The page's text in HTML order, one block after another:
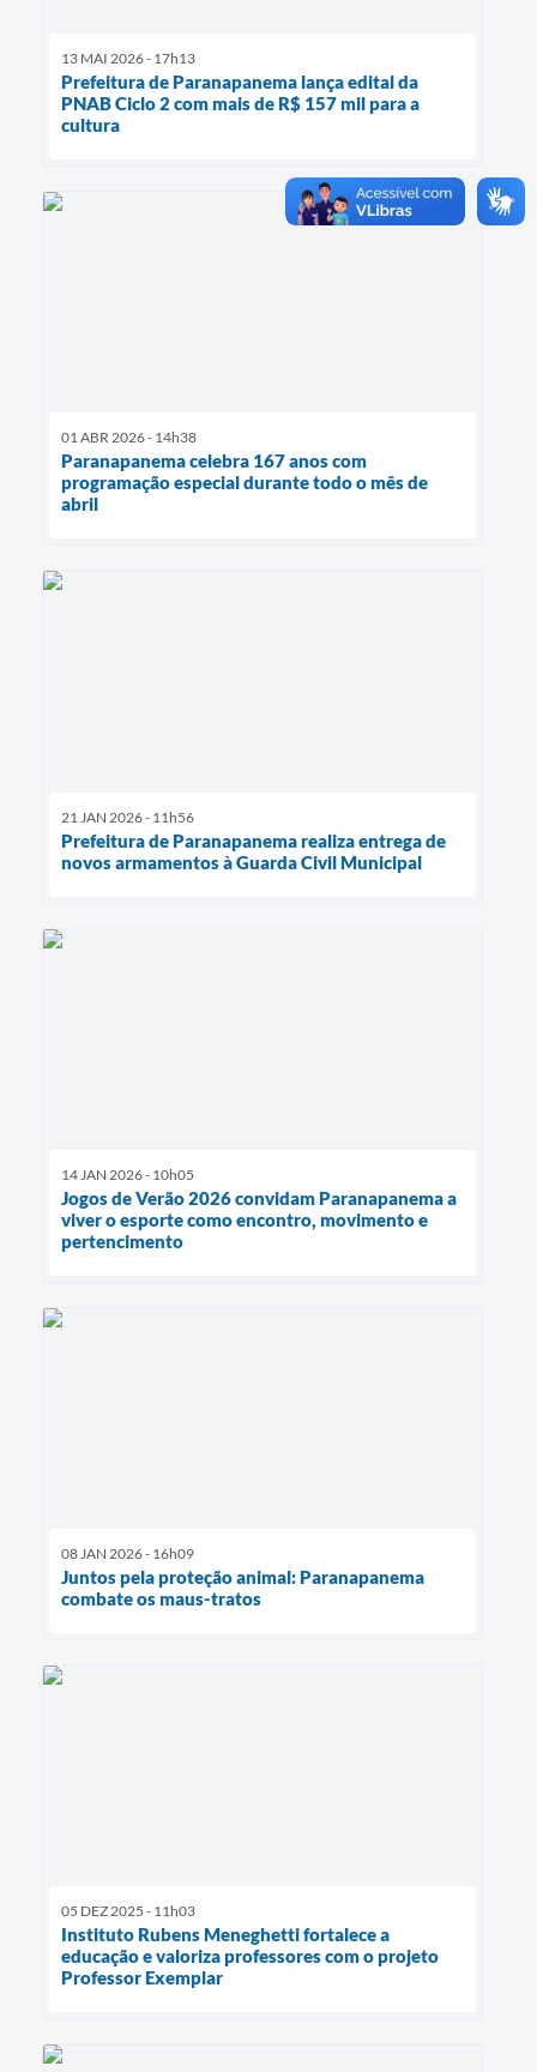
13 MAI 2026 - 17h13
Prefeitura de Paranapanema lança edital da
PNAB Ciclo 2 com mais de R$ 157 mil para a
cultura
01 ABR 2026 - 14h38
Paranapanema celebra 167 anos com
programação especial durante todo o mês de
abril
21 JAN 2026 - 11h56
Prefeitura de Paranapanema realiza entrega de
novos armamentos à Guarda Civil Municipal
14 JAN 2026 - 10h05
Jogos de Verão 2026 convidam Paranapanema a
viver o esporte como encontro, movimento e
pertencimento
08 JAN 2026 - 16h09
Juntos pela proteção animal: Paranapanema
combate os maus-tratos
05 DEZ 2025 - 11h03
Instituto Rubens Meneghetti fortalece a
educação e valoriza professores com o projeto
Professor Exemplar